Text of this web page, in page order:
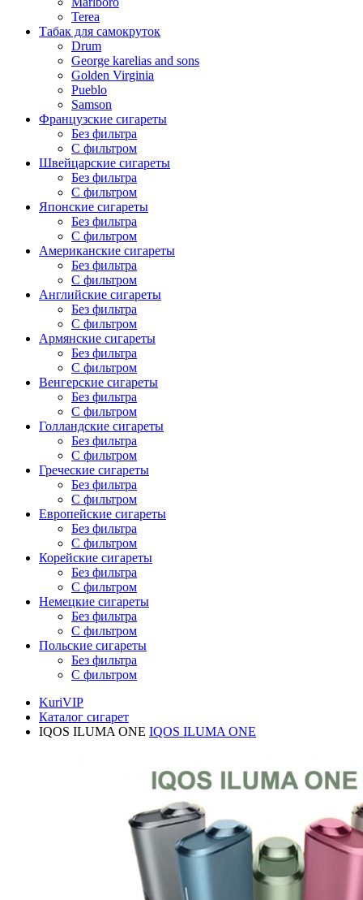
Terea
Табак для самокруток
Drum
George karelias and sons
Golden Virginia
Pueblo
Samson
Французские сигареты
Без фильтра
С фильтром
Швейцарские сигареты
Без фильтра
С фильтром
Японские сигареты
Без фильтра
С фильтром
Американские сигареты
Без фильтра
С фильтром
Английские сигареты
Без фильтра
С фильтром
Армянские сигареты
Без фильтра
С фильтром
Венгерские сигареты
Без фильтра
С фильтром
Голландские сигареты
Без фильтра
С фильтром
Греческие сигареты
Без фильтра
С фильтром
Европейские сигареты
Без фильтра
С фильтром
Корейские сигареты
Без фильтра
С фильтром
Немецкие сигареты
Без фильтра
С фильтром
Польские сигареты
Без фильтра
С фильтром
KuriVIP
Каталог сигарет
IQOS ILUMA ONE IQOS ILUMA ONE